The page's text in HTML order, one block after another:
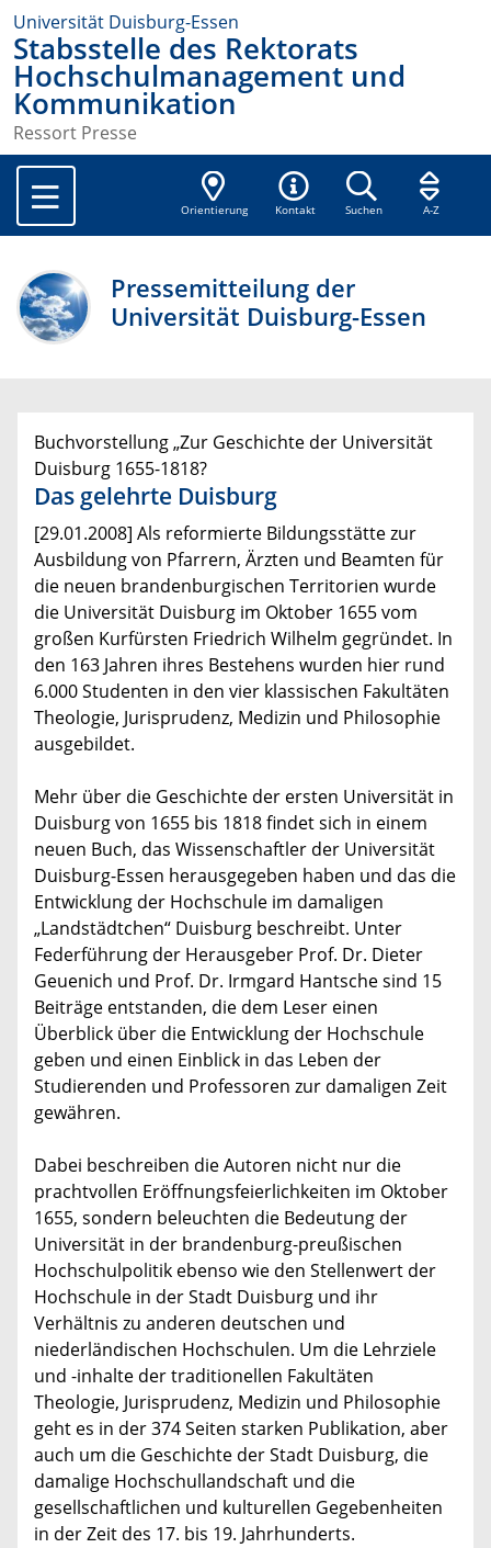
Universität Duisburg-Essen
Stabsstelle des Rektorats
Hochschulmanagement und
Kommunikation
Ressort Presse
Orientierung Kontakt Suchen A-Z
Pressemitteilung der
Universität Duisburg-Essen
Buchvorstellung „Zur Geschichte der Universität
Duisburg 1655-1818?
Das gelehrte Duisburg
[29.01.2008] Als reformierte Bildungsstätte zur
Ausbildung von Pfarrern, Ärzten und Beamten für
die neuen brandenburgischen Territorien wurde
die Universität Duisburg im Oktober 1655 vom
großen Kurfürsten Friedrich Wilhelm gegründet. In
den 163 Jahren ihres Bestehens wurden hier rund
6.000 Studenten in den vier klassischen Fakultäten
Theologie, Jurisprudenz, Medizin und Philosophie
ausgebildet.
Mehr über die Geschichte der ersten Universität in
Duisburg von 1655 bis 1818 findet sich in einem
neuen Buch, das Wissenschaftler der Universität
Duisburg-Essen herausgegeben haben und das die
Entwicklung der Hochschule im damaligen
„Landstädtchen“ Duisburg beschreibt. Unter
Federführung der Herausgeber Prof. Dr. Dieter
Geuenich und Prof. Dr. Irmgard Hantsche sind 15
Beiträge entstanden, die dem Leser einen
Überblick über die Entwicklung der Hochschule
geben und einen Einblick in das Leben der
Studierenden und Professoren zur damaligen Zeit
gewähren.
Dabei beschreiben die Autoren nicht nur die
prachtvollen Eröffnungsfeierlichkeiten im Oktober
1655, sondern beleuchten die Bedeutung der
Universität in der brandenburg-preußischen
Hochschulpolitik ebenso wie den Stellenwert der
Hochschule in der Stadt Duisburg und ihr
Verhältnis zu anderen deutschen und
niederländischen Hochschulen. Um die Lehrziele
und -inhalte der traditionellen Fakultäten
Theologie, Jurisprudenz, Medizin und Philosophie
geht es in der 374 Seiten starken Publikation, aber
auch um die Geschichte der Stadt Duisburg, die
damalige Hochschullandschaft und die
gesellschaftlichen und kulturellen Gegebenheiten
in der Zeit des 17. bis 19. Jahrhunderts.